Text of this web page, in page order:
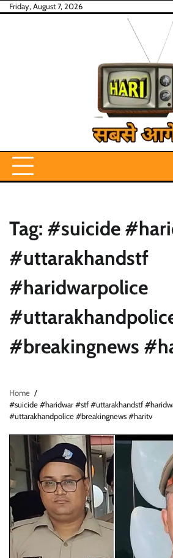
SkipFriday, August 7, 2026
Tag: #suicide
#uttarakhandstf
#haridwarpolice
#breakingnews
Home
#suicide #haridwar #stf #uttarakhandstf
#uttarakhandpolice #breakingnews #haritv